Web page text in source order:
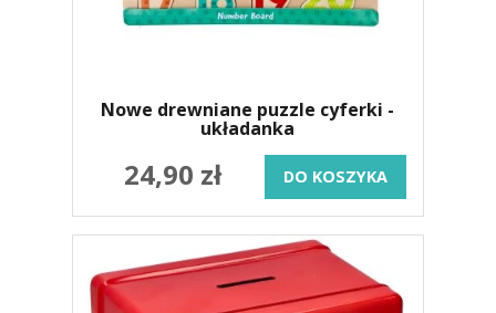
Nowe drewniane puzzle cyferki -
układanka
24,90 zł DO KOSZYKA